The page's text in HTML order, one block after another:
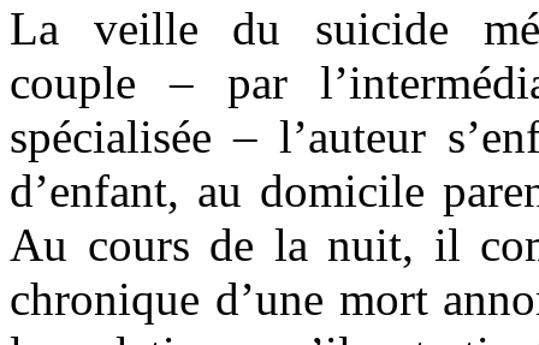
La veille du suicide
couple – par
spécialisée – l’auteur
d’enfant, au domicile
Au cours de la nuit, il
chronique d’une mort